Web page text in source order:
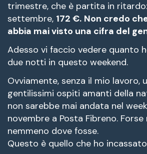
trimestre, che è partita in
settembre, 172 €. Non credo
abbia mai visto una cifra del
Adesso vi faccio vedere quanto
due notti in questo weekend.
Ovviamente, senza il mio lavoro,
gentilissimi ospiti amanti della
non sarebbe mai andata nel
novembre a Posta Fibreno.
nemmeno dove fosse.
Questo è quello che ho